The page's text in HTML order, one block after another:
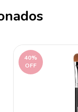
40%
OFF